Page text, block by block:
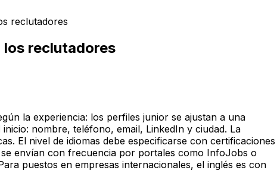
reclutadores
los reclutadores
la experiencia: los perfiles junior se ajustan a una
nombre, teléfono, email, LinkedIn y ciudad. La
El nivel de idiomas debe especificarse con certificaciones
envían con frecuencia por portales como InfoJobs o
puestos en empresas internacionales, el inglés es con